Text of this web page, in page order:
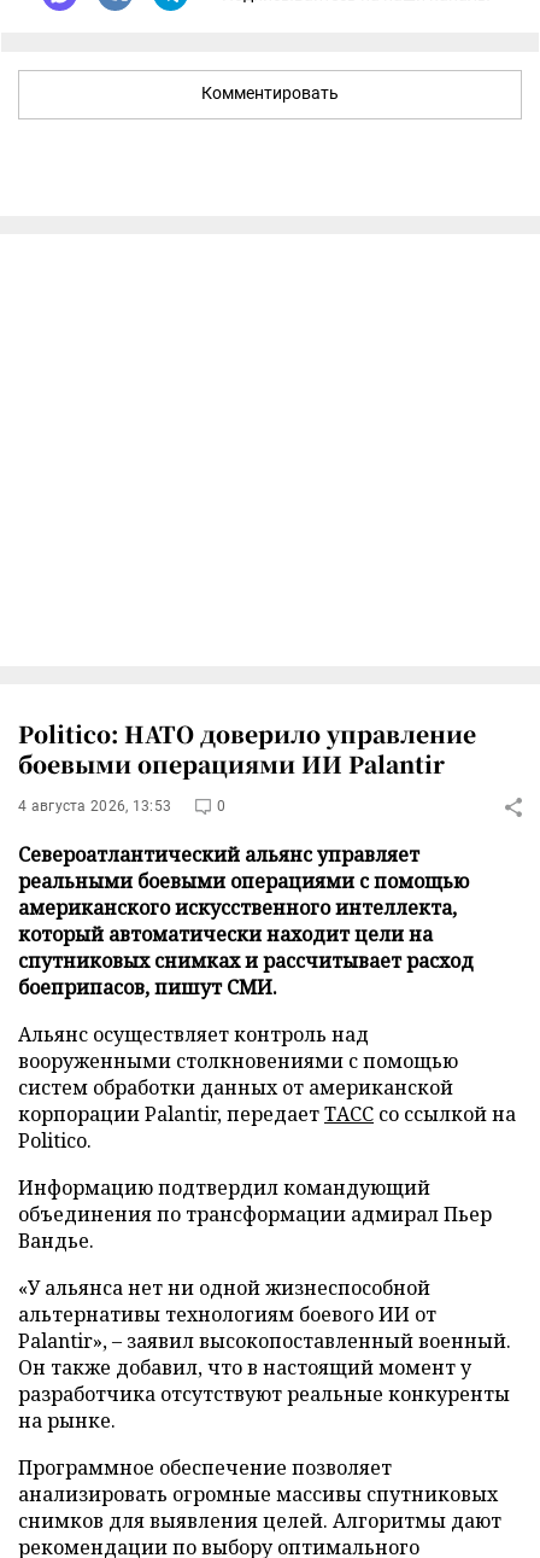
Комментировать
Politico: НАТО доверило управление
боевыми операциями ИИ Palantir
4 августа 2026, 13:53 0
Североатлантический альянс управляет
реальными боевыми операциями с помощью
американского искусственного интеллекта,
который автоматически находит цели на
спутниковых снимках и рассчитывает расход
боеприпасов, пишут СМИ.
Альянс осуществляет контроль над
вооруженными столкновениями с помощью
систем обработки данных от американской
корпорации Palantir, передаетТАСС со ссылкой на
Politico.
Информацию подтвердил командующий
объединения по трансформации адмирал Пьер
Вандье.
«У альянса нет ни одной жизнеспособной
альтернативы технологиям боевого ИИ от
Palantir», – заявил высокопоставленный военный.
Он также добавил, что в настоящий момент у
разработчика отсутствуют реальные конкуренты
на рынке.
Программное обеспечение позволяет
анализировать огромные массивы спутниковых
снимков для выявления целей. Алгоритмы дают
рекомендации по выбору оптимального